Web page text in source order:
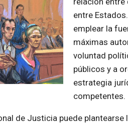
entre
emplear la
máximas
voluntad
públicos y a
estrategia
competentes.
de Justicia puede